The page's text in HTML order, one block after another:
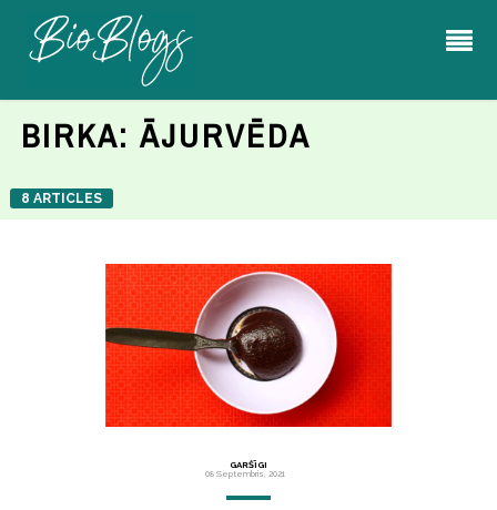
BIRKA:ĀJURVĒDA
8 ARTICLES
GARŠĪGI
08 Septembris, 2021